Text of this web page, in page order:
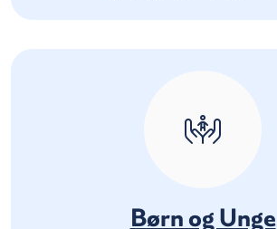
Børn og Unge